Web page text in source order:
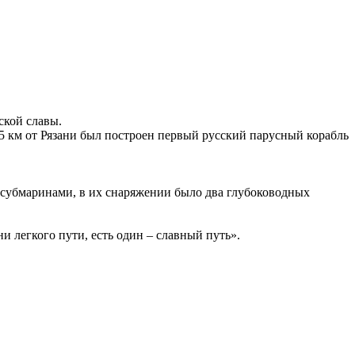
славы.
км от Рязани был построен первый русский парусный корабль
в их снаряжении было два глубоководных
легкого пути, есть один – славный путь».